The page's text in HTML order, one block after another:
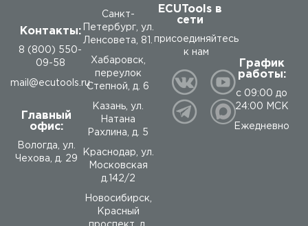
Контакты:
8 (800) 550-
09-58
mail@ecutools.ru
Главный
офис:
Вологда, ул.
Чехова, д. 29
Санкт-
Петербург, ул.
Ленсовета, 81.
Хабаровск,
переулок
Степной, д. 6
Казань, ул.
Натана
Рахлина, д. 5
Краснодар, ул.
Московская
д.142/2
Новосибирск,
Красный
ECUTools в
сети
присоединяйтесь
к нам
График
работы:
с 09:00 до
24:00 МСК
Ежедневно